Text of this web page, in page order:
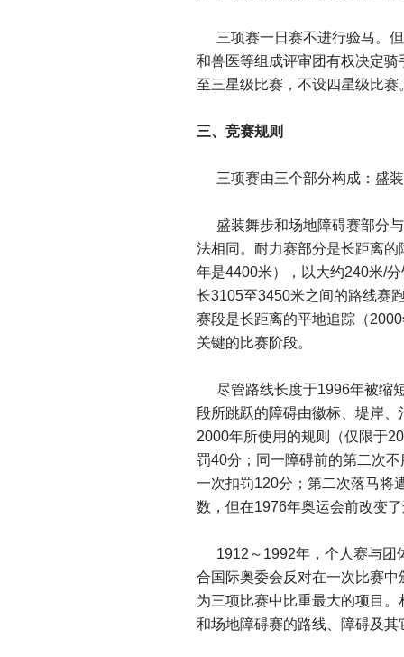
三项赛一日赛不进行验马。
和兽医等组成评审团有权决定
至三星级比赛，不设四星级比赛
三、竞赛规则
三项赛由三个部分构成：盛
盛装舞步和场地障碍赛部分
法相同。耐力赛部分是长距离
年是4400米），以大约240米/
长3105至3450米之间的路线赛
赛段是长距离的平地追踪（
关键的比赛阶段。
尽管路线长度于1996年被缩
段所跳跃的障碍由徽标、堤岸
2000年所使用的规则（仅限于
罚40分；同一障碍前的第二次
一次扣罚120分；第二次落马将
数，但在1976年奥运会前改变
1912～1992年，个人赛与团
合国际奥委会反对在一次比赛
为三项比赛中比重最大的项目
和场地障碍赛的路线、障碍及